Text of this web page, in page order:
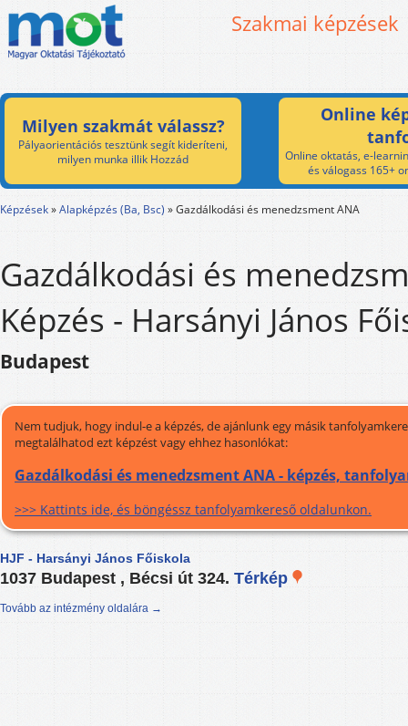
Szakmai képzések
Milyen szakmát válassz?
Pályaorientációs tesztünk segít kideríteni,
milyen munka illik Hozzád
Online
Online oktatás, e-
és válogass 165+
Képzések»Alapképzés (Ba, Bsc) »Gazdálkodási és menedzsment ANA
Gazdálkodási és
Képzés - Harsányi János
Budapest
Nem tudjuk, hogy indul-e a képzés, de ajánlunk egy másik
megtalálhatod ezt képzést vagy ehhez hasonlókat:
Gazdálkodási és menedzsment ANA - képzés,
>>> Kattints ide, és böngéssz tanfolyamkereső oldalunkon.
HJF - Harsányi János Főiskola
1037 Budapest , Bécsi út 324. Térkép
Tovább az intézmény oldalára →